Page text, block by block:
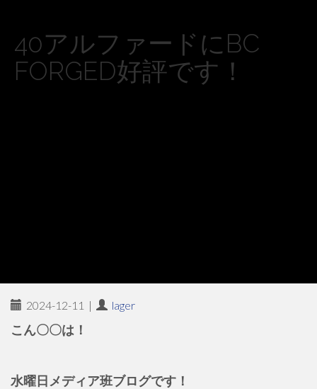
40アルファードにBC
FORGED好評です！
2024-12-11 | lager
こん〇〇は！
水曜日メディア班ブログです！